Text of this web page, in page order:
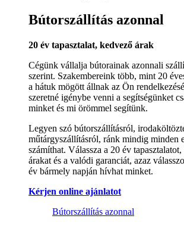
Bútorszállítás azonnal
20 év tapasztalat, kedvező árak
Cégünk vállalja bútorainak azonnali
szerint. Szakembereink több, mint 20
a hátuk mögött állnak az Ön
szeretné igénybe venni a segítségünket
minket és mi örömmel segítünk.
Legyen szó bútorszállításról,
műtárgyszállításról, ránk mindig minden
számíthat. Válassza a 20 év
árakat és a valódi garanciát, azaz
év bármely napján hívhat minket.
Kérjen online ajánlatot
Bútorszállítás azonnal